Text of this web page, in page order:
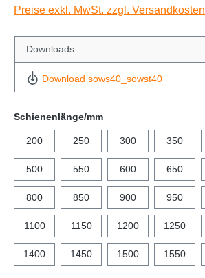
Preise exkl. MwSt. zzgl. Versandkosten
Downloads
Download sows40_sowst40
Schienenlänge/mm
200 250 300 350
500 550 600 650
800 850 900 950
1100 1150 1200 1250
1400 1450 1500 1550